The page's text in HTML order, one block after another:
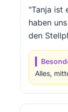
"Tanja ist
haben
den
Alles,